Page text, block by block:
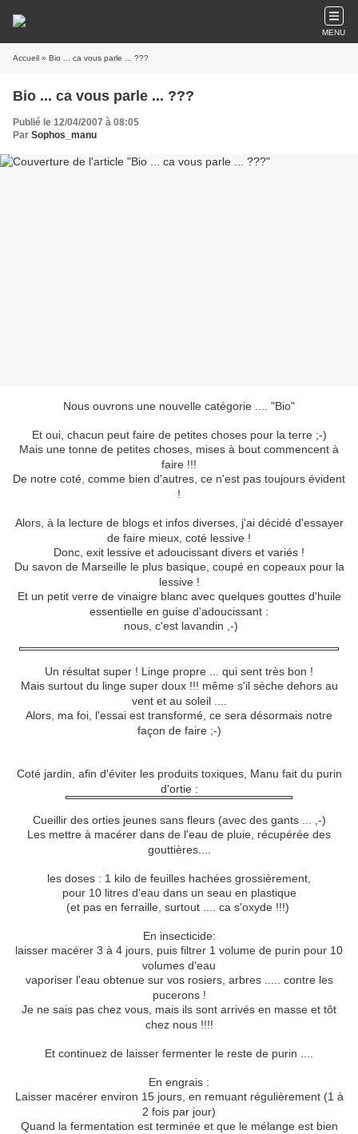
MENU
Accueil » Bio ... ca vous parle ... ???
Bio ... ca vous parle ... ???
Publié le 12/04/2007 à 08:05
Par Sophos_manu
Nous ouvrons une nouvelle catégorie .... "Bio"
Et oui, chacun peut faire de petites choses pour la terre ;-)
Mais une tonne de petites choses, mises à bout commencent à
faire !!!
De notre coté, comme bien d'autres, ce n'est pas toujours évident
!
Alors, à la lecture de blogs et infos diverses, j'ai décidé d'essayer
de faire mieux, coté lessive !
Donc, exit lessive et adoucissant divers et variés !
Du savon de Marseille le plus basique, coupé en copeaux pour la
lessive !
Et un petit verre de vinaigre blanc avec quelques gouttes d'huile
essentielle en guise d'adoucissant :
nous, c'est lavandin ,-)
Un résultat super ! Linge propre ... qui sent très bon !
Mais surtout du linge super doux !!! même s'il sèche dehors au
vent et au soleil ....
Alors, ma foi, l'essai est transformé, ce sera désormais notre
façon de faire ;-)
Coté jardin, afin d'éviter les produits toxiques, Manu fait du purin
d'ortie :
Cueillir des orties jeunes sans fleurs (avec des gants ... ,-)
Les mettre à macérer dans de l'eau de pluie, récupérée des
gouttières....
les doses : 1 kilo de feuilles hachées grossièrement,
pour 10 litres d'eau dans un seau en plastique
(et pas en ferraille, surtout .... ca s'oxyde !!!)
En insecticide:
laisser macérer 3 à 4 jours, puis filtrer 1 volume de purin pour 10
volumes d'eau
vaporiser l'eau obtenue sur vos rosiers, arbres ..... contre les
pucerons !
Je ne sais pas chez vous, mais ils sont arrivés en masse et tôt
chez nous !!!!
Et continuez de laisser fermenter le reste de purin ....
En engrais :
Laisser macérer environ 15 jours, en remuant régulièrement (1 à
2 fois par jour)
Quand la fermentation est terminée et que le mélange est bien